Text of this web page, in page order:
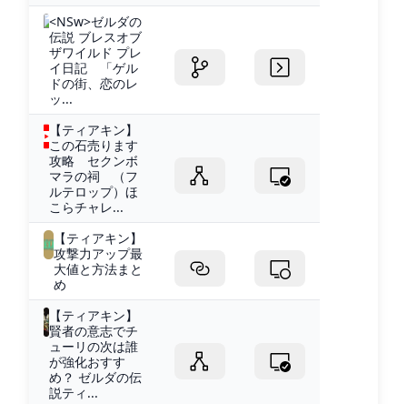
<NSw>ゼルダの
伝説 ブレスオブ
ザワイルド プレ
イ日記 「ゲル
ドの街、恋のレ
ッ...
【ティアキン】
この石売ります
攻略 セクンボ
マラの祠 （フ
ルテロップ）ほ
こらチャレ...
【ティアキン】
攻撃力アップ最
大値と方法まと
め
【ティアキン】
賢者の意志でチ
ューリの次は誰
が強化おすす
め？ ゼルダの伝
説ティ...